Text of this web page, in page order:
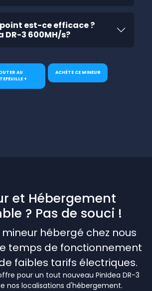
est-ce efficace ?
DR-3 600MH/s?
AU
+
ACHÈTE CE MINEUR
et Hébergement
? Pas de souci !
hébergé chez nous
temps de fonctionnement
faibles tarifs électriques.
pour un tout nouveau PinIdea DR-3
nos localisations d'hébergement.